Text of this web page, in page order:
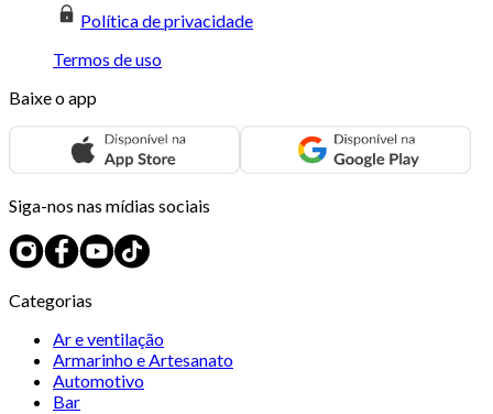
Política de privacidade
Termos de uso
Baixe o app
Siga-nos nas mídias sociais
Categorias
Ar e ventilação
Armarinho e Artesanato
Automotivo
Bar